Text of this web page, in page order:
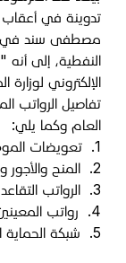
تدوينة في أعقاب
مصطفى سند في
النفطية، إلى أنه
تفاصيل الرواتب
العام وكما يلي:
1.
تعويضات الموظفين: 45.563
2.
المنح والأجور والرواتب:
3.
الرواتب التقاعدية: 14.175
4.
رواتب المعينين
5.
شبكة الحماية